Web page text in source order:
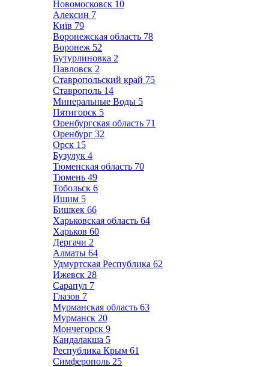
Новомосковск 10
Алексин 7
Київ 79
Воронежская область 78
Воронеж 52
Бутурлиновка 2
Павловск 2
Ставропольский край 75
Ставрополь 14
Минеральные Воды 5
Пятигорск 5
Оренбургская область 71
Оренбург 32
Орск 15
Бузулук 4
Тюменская область 70
Тюмень 49
Тобольск 6
Ишим 5
Бишкек 66
Харьковская область 64
Харьков 60
Дергачи 2
Алматы 64
Удмуртская Республика 62
Ижевск 28
Сарапул 7
Глазов 7
Мурманская область 63
Мурманск 20
Мончегорск 9
Кандалакша 5
Республика Крым 61
Симферополь 25